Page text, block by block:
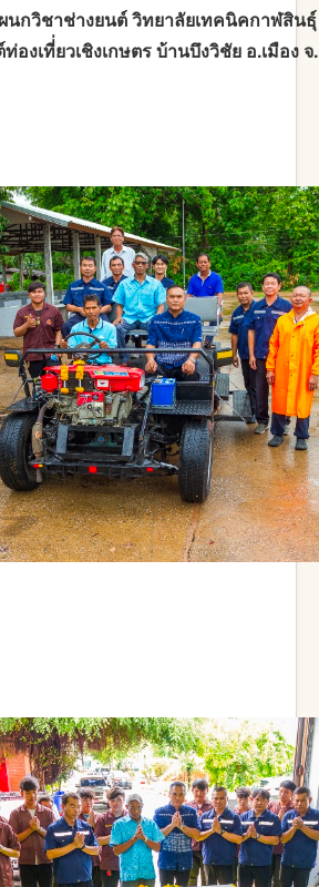
นกวิชาช่างยนต์ วิทยาลัยเทคนิคกาฬสินธุ์
องเที่่ยวเชิงเกษตร บ้านบึงวิชัย อ.เมือง